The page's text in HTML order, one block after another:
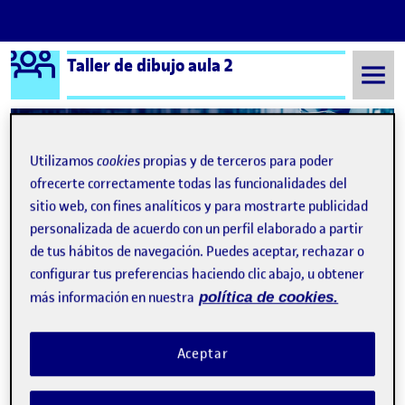
Saltar al contenido
Logo Ágora
Taller de dibujo aula 2
Semestre 20212 - Aula 2 Pau Carrillo Martí
Pau Carrillo Martí
Publicado porFlash 2: Dibujar con palabras
Publicado por
Pau Carrillo Martí
A la hora de afrontar esta actividad me asusto un poco el hecho
de tener que elaborar 5 diseños diferente. Pero la realidad fue
que una vez me puse con el primero las ideas de los siguientes
Utilizamoscookies propias y de terceros para poder
ofrecerte correctamente todas las funcionalidades del
sitio web, con fines analíticos y para mostrarte publicidad
personalizada de acuerdo con un perfil elaborado a partir
de tus hábitos de navegación. Puedes aceptar, rechazar o
configurar tus preferencias haciendo clic abajo, u obtener
más información en nuestra política de cookies.
Aceptar